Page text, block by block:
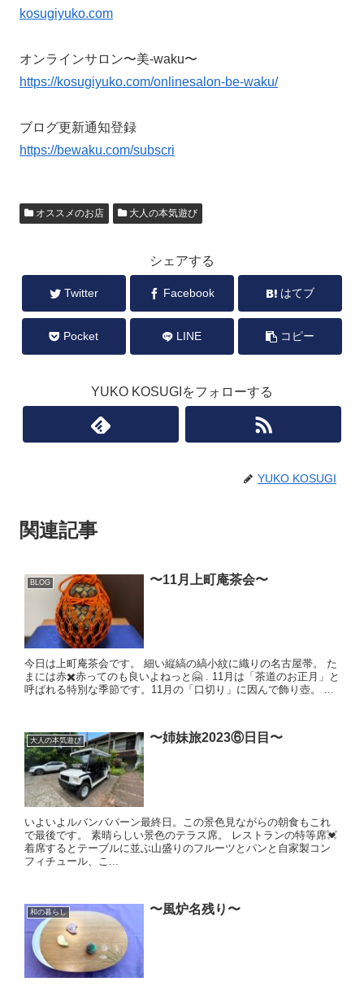
kosugiyuko.com
オンラインサロン〜美-waku〜
https://kosugiyuko.com/onlinesalon-be-waku/
ブログ更新通知登録
https://bewaku.com/subscri
オススメのお店 大人の本気遊び
シェアする
Twitter Facebook はてブ
Pocket LINE コピー
YUKO KOSUGIをフォローする
YUKO KOSUGI
関連記事
BLOG 〜11月上町庵茶会〜
今日は上町庵茶会です。 細い縦縞の縞小紋に織りの名古屋帯。 た
まには赤✖️赤ってのも良いよねっと🤗 . 11月は「茶道のお正月」と
呼ばれる特別な季節です。11月の「口切り」に因んで飾り壺。 ...
大人の本気遊び 〜姉妹旅2023⑥日目〜
いよいよルバンバパーン最終日。この景色見ながらの朝食もこれ
で最後です。 素晴らしい景色のテラス席。 レストランの特等席💓
着席するとテーブルに並ぶ山盛りのフルーツとパンと自家製コン
フィチュール、こ...
和の暮らし 〜風炉名残り〜